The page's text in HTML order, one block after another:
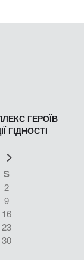
ГЕРОЇВ
ГІДНОСТІ
Prev
S
2
9
16
23
30